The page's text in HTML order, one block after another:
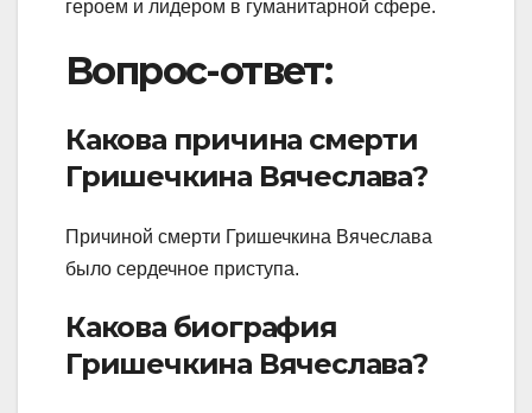
героем и лидером в гуманитарной сфере.
Вопрос-ответ:
Какова причина смерти
Гришечкина Вячеслава?
Причиной смерти Гришечкина Вячеслава
было сердечное приступа.
Какова биография
Гришечкина Вячеслава?